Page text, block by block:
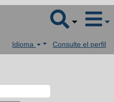
Idioma Consulte el perfil